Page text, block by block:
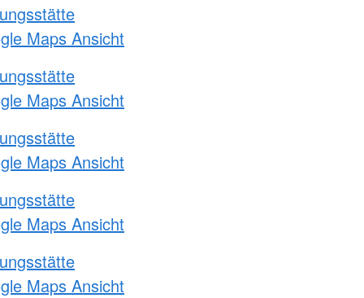
Maps Ansicht
Maps Ansicht
Maps Ansicht
Maps Ansicht
Maps Ansicht